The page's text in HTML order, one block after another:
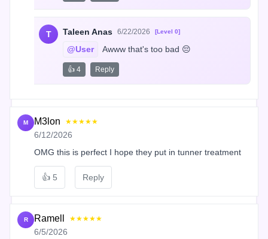
T Taleen Anas 6/22/2026 [Level 0]
@User Awww that's too bad 😔
👍 4 Reply
M M3lon ★★★★★
6/12/2026
OMG this is perfect I hope they put in tunner treatment
👍 5 Reply
R Ramell ★★★★★
6/5/2026